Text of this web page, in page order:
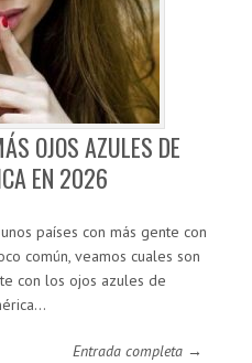
OJOS AZULES DE
EN 2026
países con más gente con
común, veamos cuales son
con los ojos azules de
Entrada completa →